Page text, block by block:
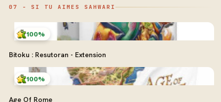
07 - SI TU AIMES SAHWARI
100%
Bitoku : Resutoran - Extension
100%
Age Of Rome